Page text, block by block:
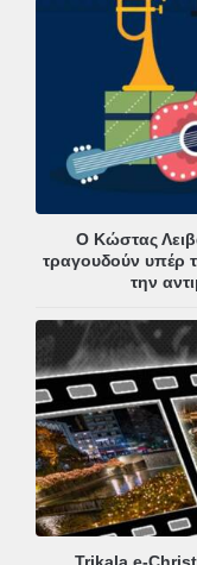
Ο Κώστας
τραγουδούν υπέρ
την